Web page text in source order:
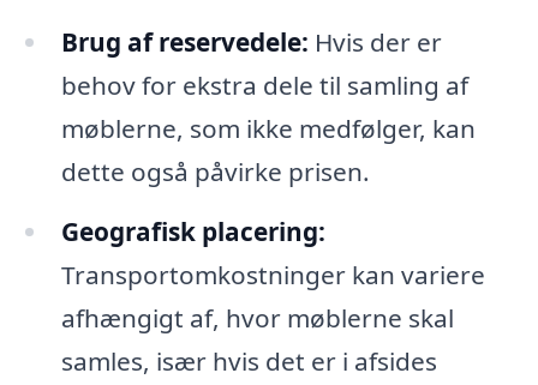
Brug af reservedele: Hvis der er
behov for ekstra dele til samling af
møblerne, som ikke medfølger, kan
dette også påvirke prisen.
Geografisk placering:
Transportomkostninger kan variere
afhængigt af, hvor møblerne skal
samles, især hvis det er i afsides